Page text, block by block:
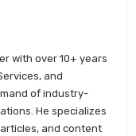
with over 10+ years
and
of industry-
He specializes
and content